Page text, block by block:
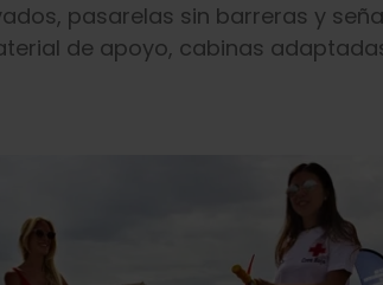
pasarelas sin barreras y
de apoyo, cabinas